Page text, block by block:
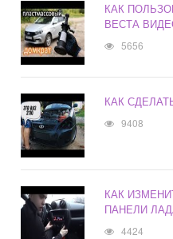
КАК
ВЕСТА
5656
КАК
9408
КАК
ПАНЕЛИ
4424